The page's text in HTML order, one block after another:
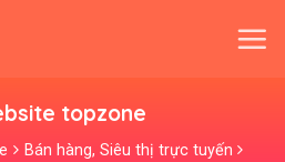
topzone
Bán hàng, Siêu thị trực tuyến